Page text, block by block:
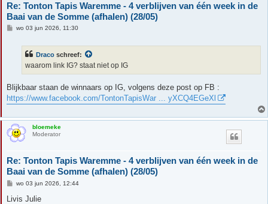
Re: Tonton Tapis Waremme - 4 verblijven van één week in de
Baai van de Somme (afhalen) (28/05)
Bwo 03 jun 2026, 11:30
Draco schreef:
waarom link IG? staat niet op IG
Blijkbaar staan de winnaars op IG, volgens deze post op FB :
https://www.facebook.com/TontonTapisWar ... yXCQ4EGeXl
bloemeke
Moderator
Re: Tonton Tapis Waremme - 4 verblijven van één week in de
Baai van de Somme (afhalen) (28/05)
B
r
wo 03 jun 2026, 12:44
Livis Julie